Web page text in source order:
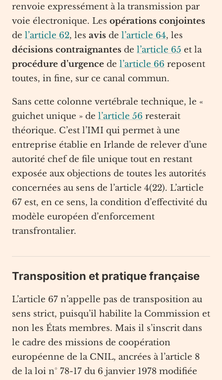
renvoie expressément à la transmission par
voie électronique. Les opérations conjointes
de l’article 62, les avis de l’article 64, les
décisions contraignantes de l’article 65 et la
procédure d’urgence de l’article 66 reposent
toutes, in fine, sur ce canal commun.
Sans cette colonne vertébrale technique, le «
guichet unique » de l’article 56 resterait
théorique. C’est l’IMI qui permet à une
entreprise établie en Irlande de relever d’une
autorité chef de file unique tout en restant
exposée aux objections de toutes les autorités
concernées au sens de l’article 4(22). L’article
67 est, en ce sens, la condition d’effectivité du
modèle européen d’enforcement
transfrontalier.
Transposition et pratique française
L’article 67 n’appelle pas de transposition au
sens strict, puisqu’il habilite la Commission et
non les États membres. Mais il s’inscrit dans
le cadre des missions de coopération
européenne de la CNIL, ancrées à l’article 8
de la loi n° 78-17 du 6 janvier 1978 modifiée